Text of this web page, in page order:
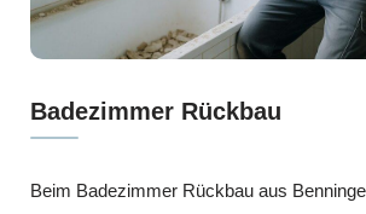
Badezimmer Rückbau
Beim Badezimmer Rückbau aus